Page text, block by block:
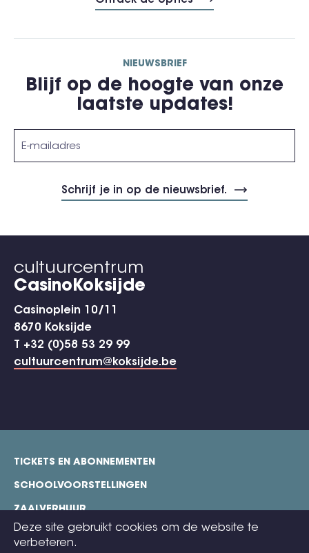
NIEUWSBRIEF
Blijf op de hoogte van onze
laatste updates!
cultuurcentrum
CasinoKoksijde
Casinoplein 10/11
8670 Koksijde
T +32 (0)58 53 29 99
cultuurcentrum@koksijde.be
Deze site gebruikt cookies om de website te
verbeteren.
footer
TICKETS EN ABONNEMENTEN
SCHOOLVOORSTELLINGEN
ZAALVERHUUR
TECHNISCHE FICHES